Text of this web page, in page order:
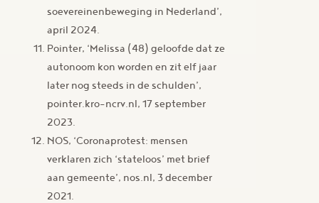
soevereinenbeweging in Nederland’,
april 2024.
Pointer, ‘Melissa (48) geloofde dat ze
autonoom kon worden en zit elf jaar
later nog steeds in de schulden’,
pointer.kro-ncrv.nl, 17 september
2023.
NOS, ‘Coronaprotest: mensen
verklaren zich ‘stateloos’ met brief
aan gemeente’, nos.nl, 3 december
2021.